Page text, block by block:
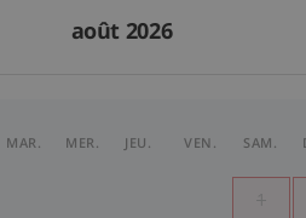
août 2026
MAR. MER. JEU. VEN. SAM.
1